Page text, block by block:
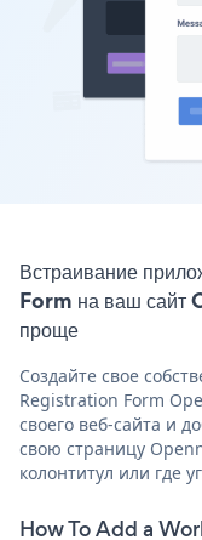
Встраивание
Form на ваш сайт
проще
Создайте свое
Registration Form
своего веб-сайта и
свою страницу
колонтитул или где
How To Add a